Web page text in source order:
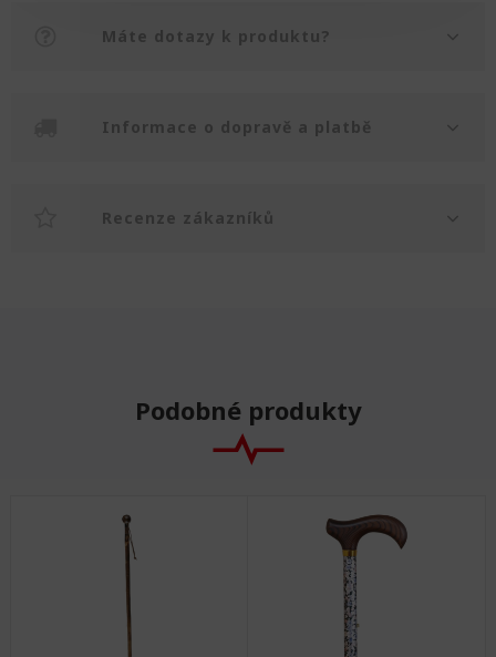
Máte dotazy k produktu?
Informace o dopravě a platbě
Recenze zákazníků
Podobné produkty